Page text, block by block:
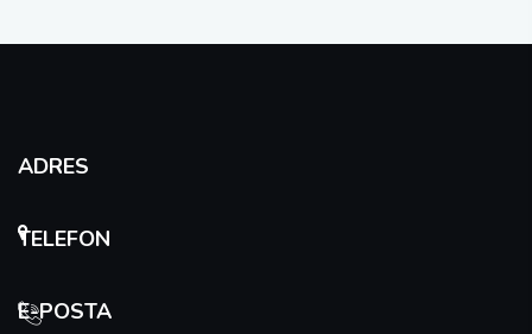
ADRES
TELEFON
E-POSTA